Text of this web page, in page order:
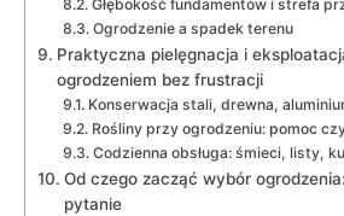
Głębokość fundamentów i strefa
Ogrodzenie a spadek terenu
Praktyczna pielęgnacja i
ogrodzeniem bez frustracji
Konserwacja stali, drewna,
Rośliny przy ogrodzeniu: pomoc
Codzienna obsługa: śmieci, listy,
Od czego zacząć wybór
pytanie